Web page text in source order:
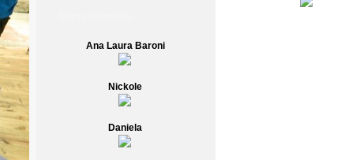
Ana Laura Baroni
Nickole
Daniela